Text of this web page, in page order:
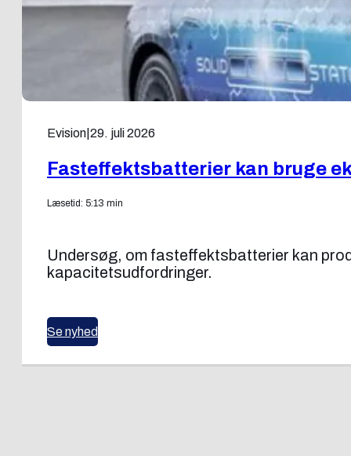
Evision 29. juli 2026
Fasteffektsbatterier kan bruge
Læsetid: 5:13 min
Undersøg, om fasteffektsbatterier kan
kapacitetsudfordringer.
Se nyhed